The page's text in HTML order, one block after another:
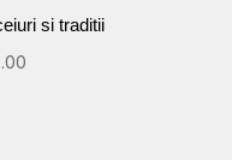
si traditii